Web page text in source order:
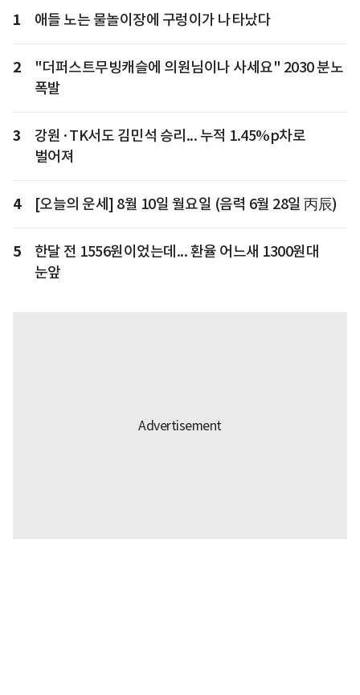
1 애들 노는 물놀이장에 구렁이가 나타났다
2
"더퍼스트무빙캐슬에 의원님이나 사세요" 2030 분노
폭발
3
강원·TK서도 김민석 승리... 누적 1.45%p차로
벌어져
4 [오늘의 운세] 8월 10일 월요일 (음력 6월 28일 丙辰)
5
한달 전 1556원이었는데... 환율 어느새 1300원대
눈앞